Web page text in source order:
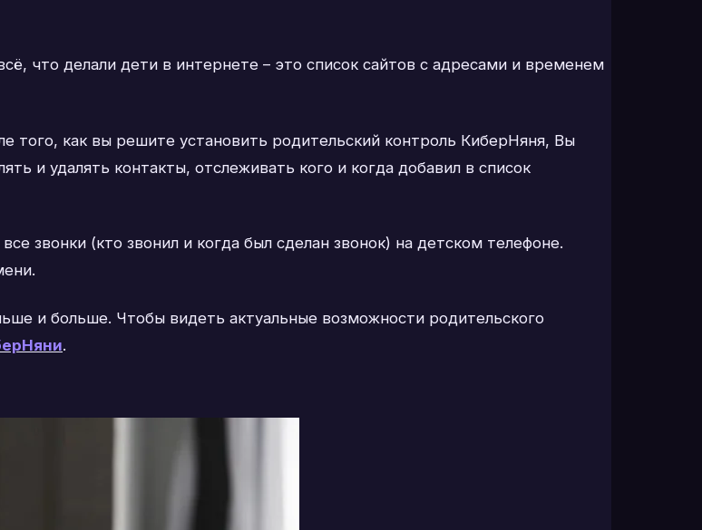
что делали дети в интернете – это список сайтов с адресами и временем
того, как вы решите установить родительский контроль КиберНяня, Вы
и удалять контакты, отслеживать кого и когда добавил в список
звонки (кто звонил и когда был сделан звонок) на детском телефоне.
и больше. Чтобы видеть актуальные возможности родительского
.